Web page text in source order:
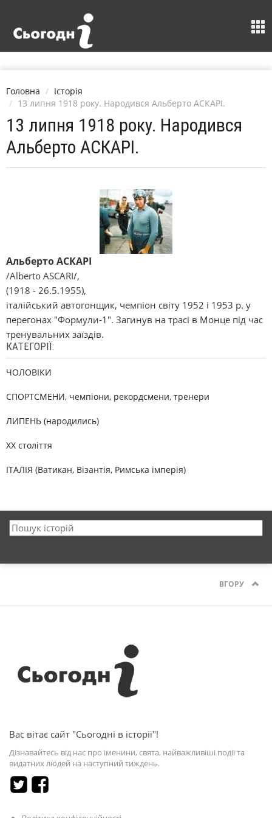
Головна
Історія
13 липня 1918 року. Народився Альберто АСКАРІ.
13 липня 1918 року. Народився
Альберто АСКАРІ.
Альберто АСКАРІ
/Alberto ASCARІ/,
(1918 - 26.5.1955),
італійський автогонщик, чемпіон світу 1952 і 1953 р. у
перегонах "Формули-1". Загинув на трасі в Монце під час
тренувальних заїздів.
КАТЕГОРІЇ:
ЧОЛОВІКИ
СПОРТСМЕНИ, чемпіони, рекордсмени, тренери
ЛИПЕНЬ (народились)
XX століття
ІТАЛІЯ (Ватикан, Візантія, Римська імперія)
ВГОРУ
Вас вітає сайт "Сьогодні в історії"!
Дізнавайтесь від нас про іменини, свята, найважливіші події та
видатних людей на наступний тиждень.